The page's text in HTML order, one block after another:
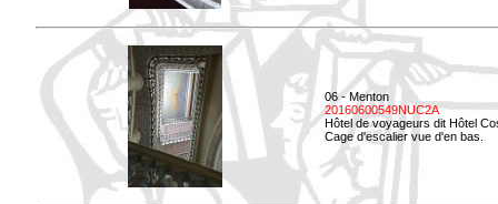
06 - Menton
20160600549NUC2A
Hôtel de voyageurs dit Hôtel
Cage d'escalier vue d'en bas.